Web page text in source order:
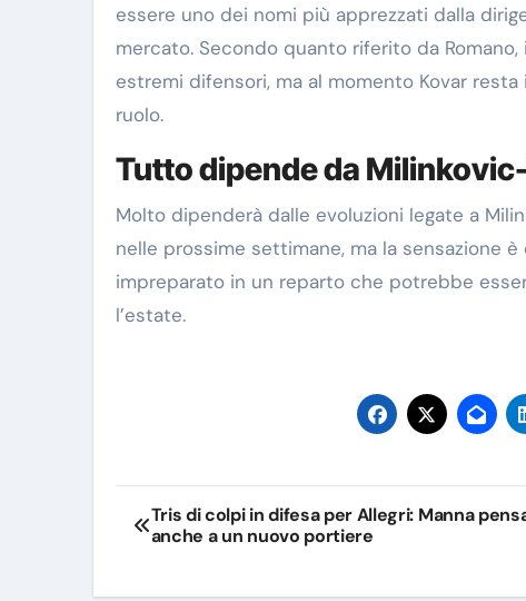
essere uno dei nomi più apprezzati dalla
mercato. Secondo quanto riferito da
estremi difensori, ma al momento Kovar
ruolo.
Tutto dipende da
Molto dipenderà dalle evoluzioni legate a
nelle prossime settimane, ma la sensazione
impreparato in un reparto che potrebbe
l’estate.
Navigazione
articoli
Tris di colpi in difesa per Allegri: Manna
anche a un nuovo portiere